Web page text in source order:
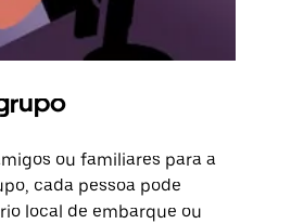
ou familiares para a
cada pessoa pode
local de embarque ou